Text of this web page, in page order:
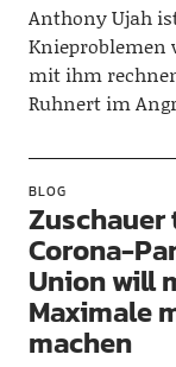
Anthony Ujah
mit ihm
Ruhnert im
BLOG
Corona-
Union will
Maximale
machen